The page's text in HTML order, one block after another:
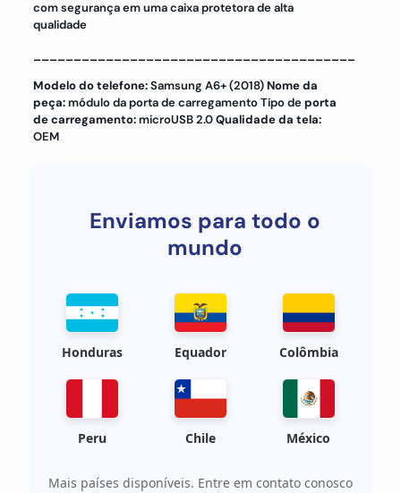
com segurança em uma caixa protetora de alta
qualidade
Modelo do telefone:Samsung A6+ (2018)Nome da
peça:módulo da porta de carregamento Tipo deporta
de carregamento:microUSB 2.0Qualidade da tela:
OEM
Enviamos para todo o
mundo
Honduras Equador Colômbia
Peru Chile México
Mais países disponíveis. Entre em contato conosco